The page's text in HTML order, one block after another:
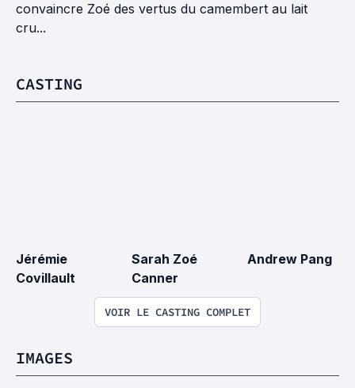
convaincre Zoé des vertus du camembert au lait
cru...
CASTING
Jérémie
Covillault
Sarah Zoé
Canner
Andrew Pang
VOIR LE CASTING COMPLET
IMAGES